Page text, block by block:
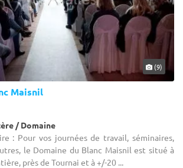
(9)
Maisnil
/ Domaine
: Pour vos journées de travail, séminaires,
le Domaine du Blanc Maisnil est situé à
près de Tournai et à +/-20 ...